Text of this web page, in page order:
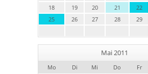
18
19 20 21 22
25
26 27 28 29
Mai 2011
Mo Di Mi Do Fr